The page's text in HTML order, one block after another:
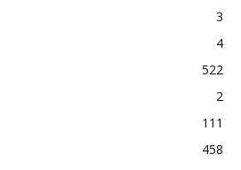
3
4
522
2
111
458